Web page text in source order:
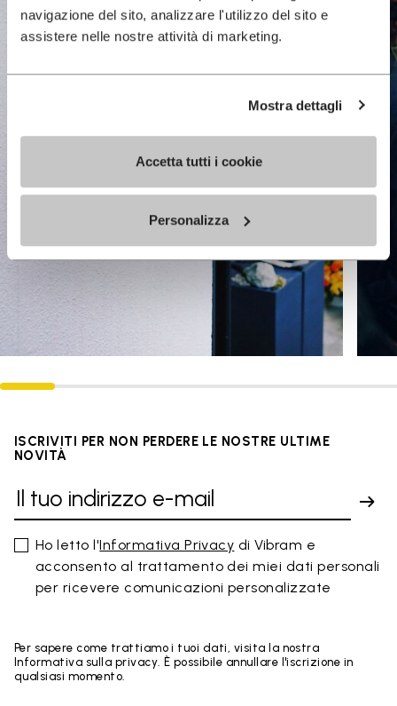
navigazione del sito, analizzare l'utilizzo del sito e
assistere nelle nostre attività di marketing.
Mostra dettagli
Accetta tutti i cookie
Personalizza
ISCRIVITI PER NON PERDERE LE NOSTRE ULTIME
NOVITÀ
Ho letto l'Informativa Privacy di Vibram e
acconsento al trattamento dei miei dati personali
per ricevere comunicazioni personalizzate
Per sapere come trattiamo i tuoi dati, visita la nostra
Informativa sulla privacy. È possibile annullare l'iscrizione in
qualsiasi momento.